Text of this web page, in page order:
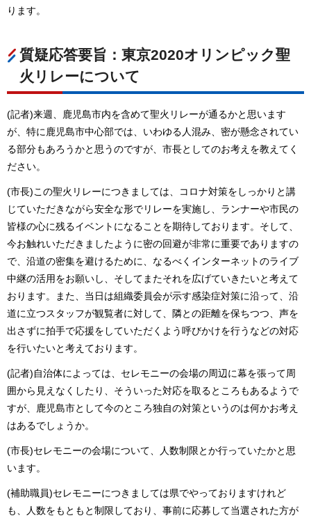
ります。
質疑応答要旨：東京2020オリンピック聖
火リレーについて
(記者)来週、鹿児島市内を含めて聖火リレーが通るかと思います
が、特に鹿児島市中心部では、いわゆる人混み、密が懸念されてい
る部分もあろうかと思うのですが、市長としてのお考えを教えてく
ださい。
(市長)この聖火リレーにつきましては、コロナ対策をしっかりと講
じていただきながら安全な形でリレーを実施し、ランナーや市民の
皆様の心に残るイベントになることを期待しております。そして、
今お触れいただきましたように密の回避が非常に重要でありますの
で、沿道の密集を避けるために、なるべくインターネットのライブ
中継の活用をお願いし、そしてまたそれを広げていきたいと考えて
おります。また、当日は組織委員会が示す感染症対策に沿って、沿
道に立つスタッフが観覧者に対して、隣との距離を保ちつつ、声を
出さずに拍手で応援をしていただくよう呼びかけを行うなどの対応
を行いたいと考えております。
(記者)自治体によっては、セレモニーの会場の周辺に幕を張って周
囲から見えなくしたり、そういった対応を取るところもあるようで
すが、鹿児島市として今のところ独自の対策というのは何かお考え
はあるでしょうか。
(市長)セレモニーの会場について、人数制限とか行っていたかと思
います。
(補助職員)セレモニーにつきましては県でやっておりますけれど
も、人数をもともと制限しており、事前に応募して当選された方が